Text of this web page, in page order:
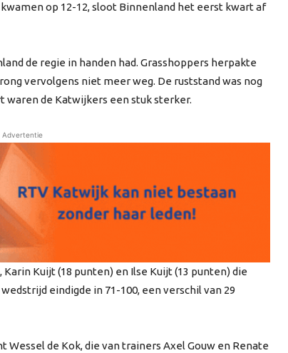
op 12-12, sloot Binnenland het eerst kwart af
de regie in handen had. Grasshoppers herpakte
vervolgens niet meer weg. De ruststand was nog
waren de Katwijkers een stuk sterker.
Advertentie
Kuijt (18 punten) en Ilse Kuijt (13 punten) die
eindigde in 71-100, een verschil van 29
de Kok, die van trainers Axel Gouw en Renate